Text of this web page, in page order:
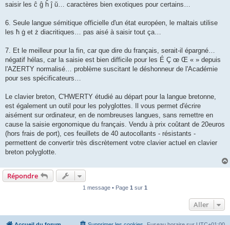
saisir les ĉ ĝ ĥ ĵ ŭ… caractères bien exotiques pour certains…
6. Seule langue sémitique officielle d'un état européen, le maltais utilise
les ħ ġ et ż diacritiques… pas aisé à saisir tout ça…
7. Et le meilleur pour la fin, car que dire du français, serait-il épargné…
négatif hélas, car la saisie est bien difficile pour les É Ç œ Œ « » depuis
l'AZERTY normalisé… problème suscitant le déshonneur de l'Académie
pour ses spécificateurs…
Le clavier breton, C'HWERTY étudié au départ pour la langue bretonne,
est également un outil pour les polyglottes. Il vous permet d'écrire
aisément sur ordinateur, en de nombreuses langues, sans remettre en
cause la saisie ergonomique du français. Vendu à prix coûtant de 20euros
(hors frais de port), ces feuillets de 40 autocollants - résistants -
permettent de convertir très discrètement votre clavier actuel en clavier
breton polyglotte.
Répondre
1 message • Page 1 sur 1
Aller